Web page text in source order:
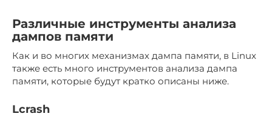
Различные инструменты анализа
дампов памяти
Как и во многих механизмах дампа памяти, в Linux
также есть много инструментов анализа дампа
памяти, которые будут кратко описаны ниже.
Lcrash